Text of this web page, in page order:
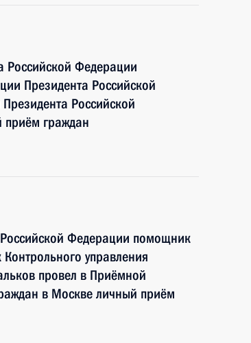
Российской Федерации
Президента Российской
Российской
граждан
Федерации помощник
управления
провел в Приёмной
в Москве личный приём